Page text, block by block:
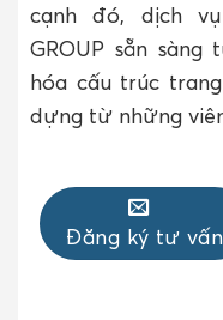
cạnh đó, dịch
GROUP sẵn
hóa cấu trúc
dựng từ những
Đăng ký tư vấn